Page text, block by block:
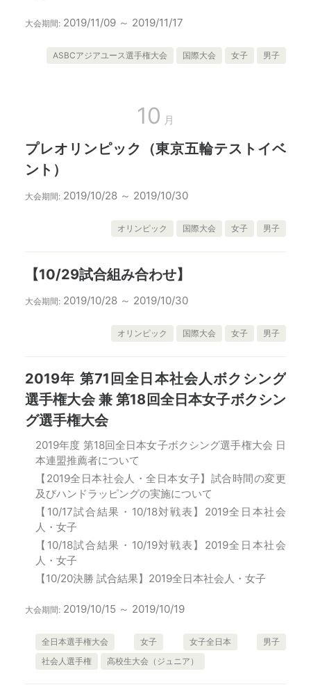
大会期間: 2019/11/09 ～ 2019/11/17
ASBCアジアユース選手権大会 国際大会 女子 男子
10 月
プレオリンピック（東京五輪テストイベ
ント）
大会期間: 2019/10/28 ～ 2019/10/30
オリンピック 国際大会 女子 男子
【10/29試合組み合わせ】
大会期間: 2019/10/28 ～ 2019/10/30
オリンピック 国際大会 女子 男子
2019年 第71回全日本社会人ボクシング
選手権大会 兼 第18回全日本女子ボクシン
グ選手権大会
2019年度 第18回全日本女子ボクシング選手権大会 日
本連盟推薦者について
【2019全日本社会人・全日本女子】試合時間の変更
及びハンドラッピングの実施について
【10/17試合結果・10/18対戦表】2019全日本社会
人・女子
【10/18試合結果・10/19対戦表】2019全日本社会
人・女子
【10/20決勝 試合結果】2019全日本社会人・女子
大会期間: 2019/10/15 ～ 2019/10/19
全日本選手権大会 女子 女子全日本
男子
社会人選手権
高校生大会（ジュニア）